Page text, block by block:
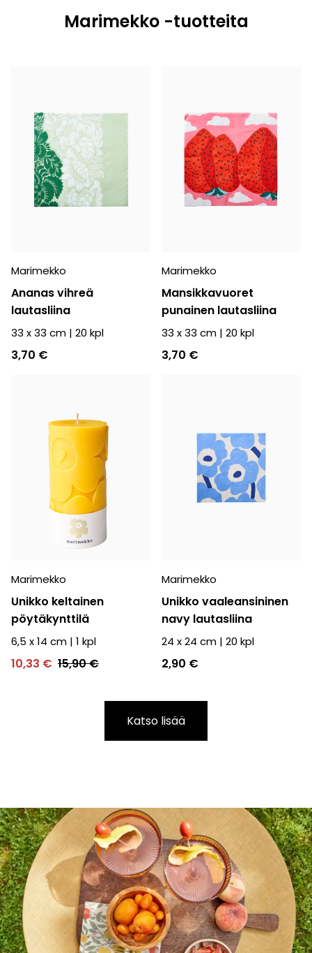
Marimekko -tuotteita
Marimekko
Ananas vihreä
lautasliina
33 x 33 cm | 20 kpl
3,70 €
Marimekko
Mansikkavuoret
punainen lautasliina
33 x 33 cm | 20 kpl
3,70 €
Marimekko
Unikko keltainen
pöytäkynttilä
6,5 x 14 cm | 1 kpl
10,33 € 15,90 €
Marimekko
Unikko vaaleansininen
navy lautasliina
24 x 24 cm | 20 kpl
2,90 €
Katso lisää